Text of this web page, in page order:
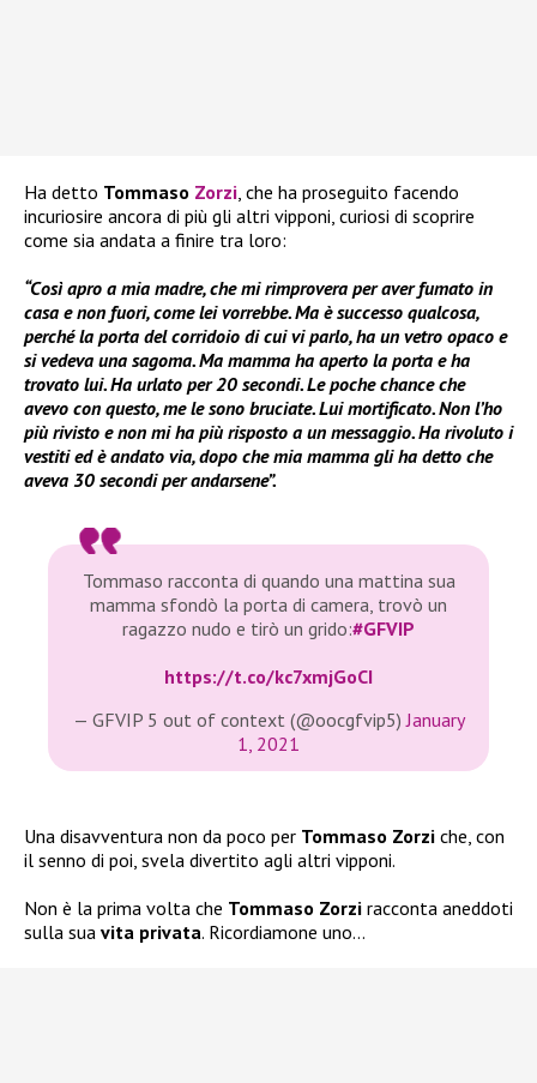
Ha detto Tommaso Zorzi, che ha proseguito facendo
incuriosire ancora di più gli altri vipponi, curiosi di scoprire
come sia andata a finire tra loro:
“Così apro a mia madre, che mi rimprovera per aver fumato in
casa e non fuori, come lei vorrebbe. Ma è successo qualcosa,
perché la porta del corridoio di cui vi parlo, ha un vetro opaco e
si vedeva una sagoma. Ma mamma ha aperto la porta e ha
trovato lui. Ha urlato per 20 secondi. Le poche chance che
avevo con questo, me le sono bruciate. Lui mortificato. Non l’ho
più rivisto e non mi ha più risposto a un messaggio. Ha rivoluto i
vestiti ed è andato via, dopo che mia mamma gli ha detto che
aveva 30 secondi per andarsene”.
Tommaso racconta di quando una mattina sua
mamma sfondò la porta di camera, trovò un
ragazzo nudo e tirò un grido:#GFVIP
https://t.co/kc7xmjGoCI
— GFVIP 5 out of context (@oocgfvip5)January
1, 2021
Una disavventura non da poco per Tommaso Zorzi che, con
il senno di poi, svela divertito agli altri vipponi.
Non è la prima volta che Tommaso Zorzi racconta aneddoti
sulla sua vita privata. Ricordiamone uno…